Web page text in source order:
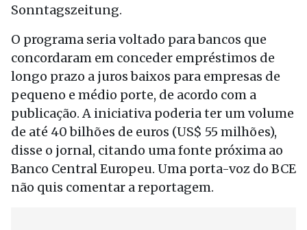
Sonntagszeitung.
O programa seria voltado para bancos que
concordaram em conceder empréstimos de
longo prazo a juros baixos para empresas de
pequeno e médio porte, de acordo com a
publicação. A iniciativa poderia ter um volume
de até 40 bilhões de euros (US$ 55 milhões),
disse o jornal, citando uma fonte próxima ao
Banco Central Europeu. Uma porta-voz do BCE
não quis comentar a reportagem.